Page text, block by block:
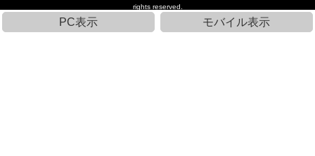
rights reserved.
PC表示 モバイル表示